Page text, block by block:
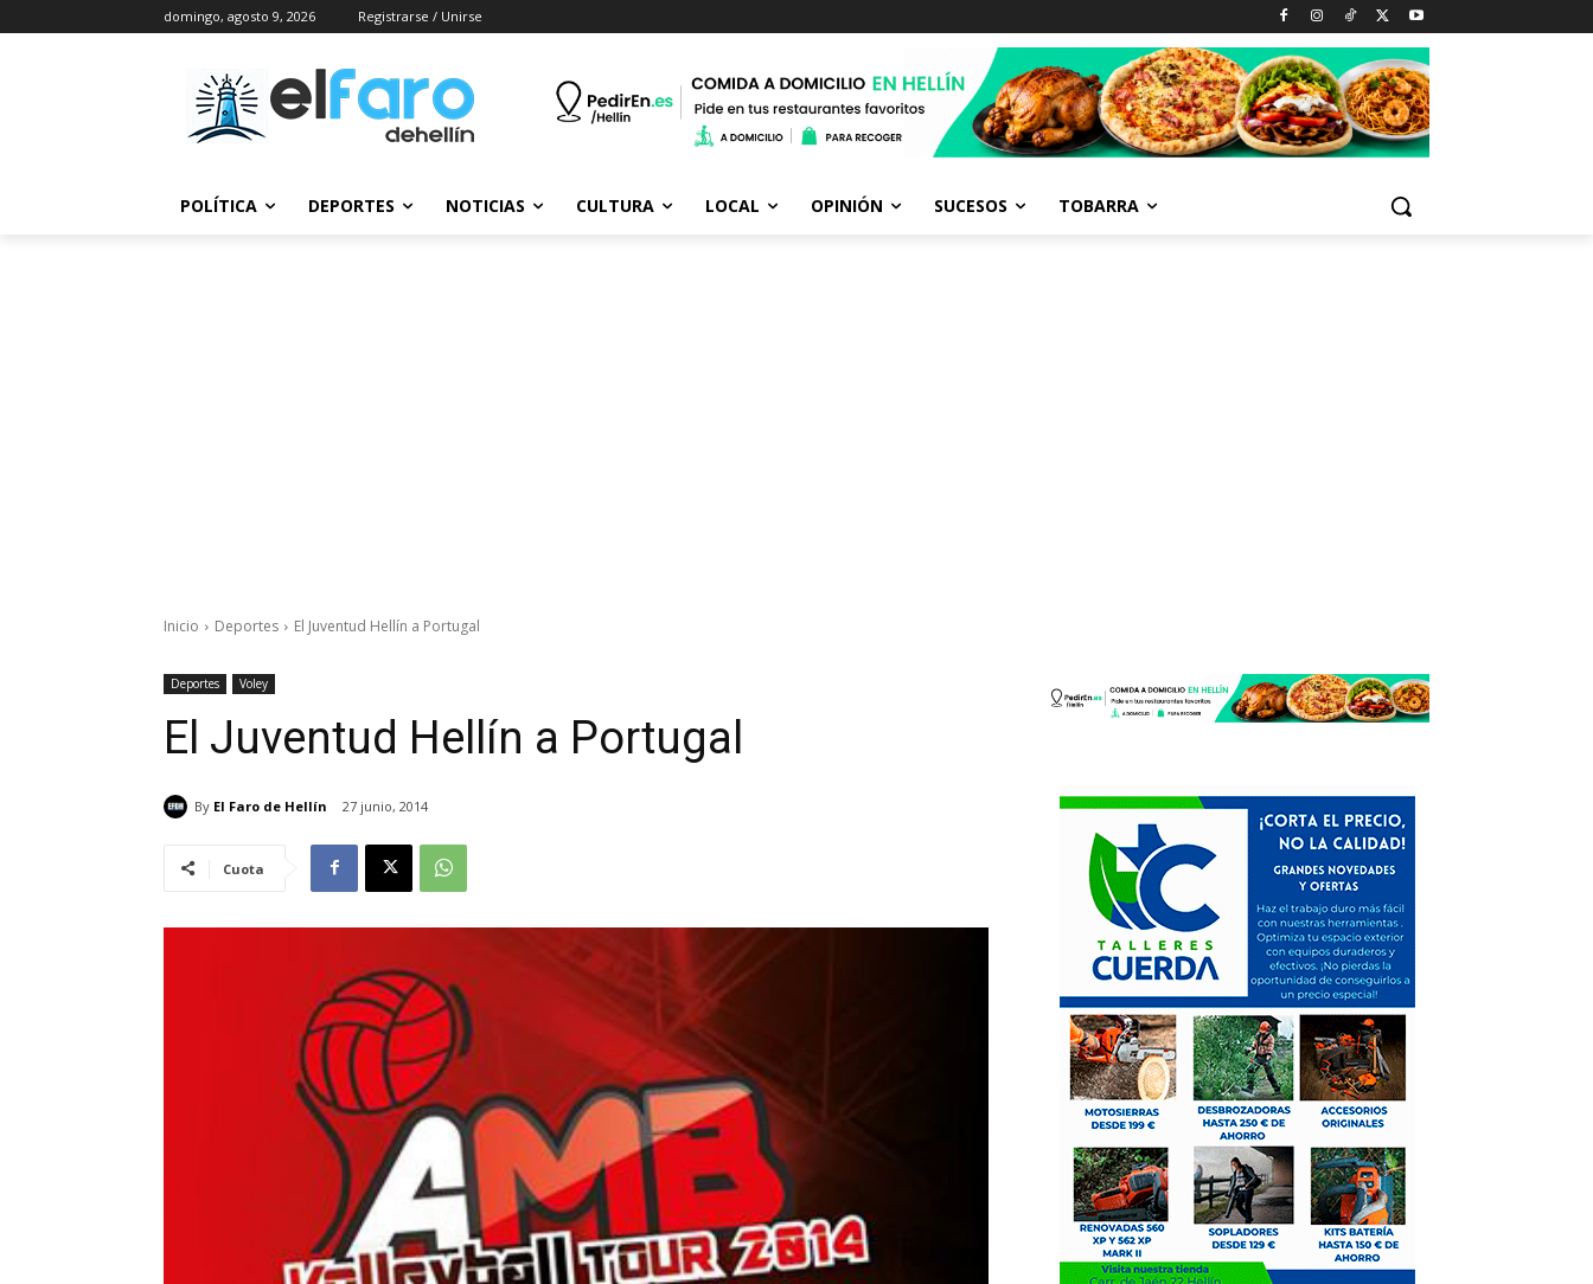
domingo, agosto 9, 2026 Registrarse / Unirse
POLÍTICA DEPORTES NOTICIAS CULTURA LOCAL OPINIÓN SUCESOS TOBARRA
Inicio Deportes El Juventud Hellín a Portugal
Deportes Voley
El Juventud Hellín a Portugal
By El Faro de Hellín 27 junio, 2014
Cuota